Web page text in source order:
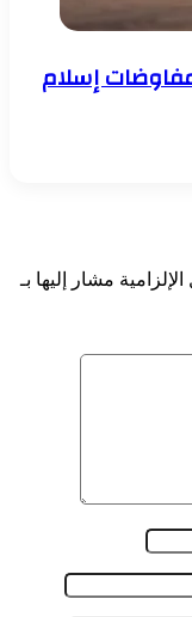
إسلام
الإلزامية مشار إليها بـ